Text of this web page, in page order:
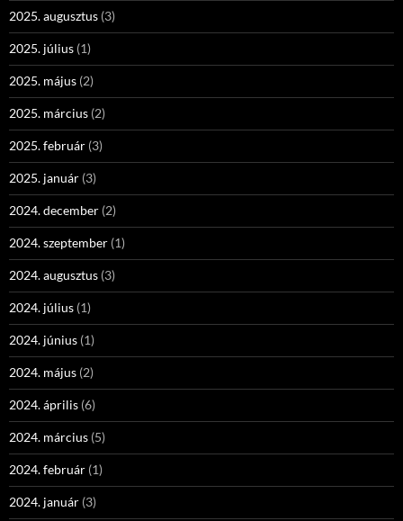
2025. augusztus (3)
2025. július (1)
2025. május (2)
2025. március (2)
2025. február (3)
2025. január (3)
2024. december (2)
2024. szeptember (1)
2024. augusztus (3)
2024. július (1)
2024. június (1)
2024. május (2)
2024. április (6)
2024. március (5)
2024. február (1)
2024. január (3)